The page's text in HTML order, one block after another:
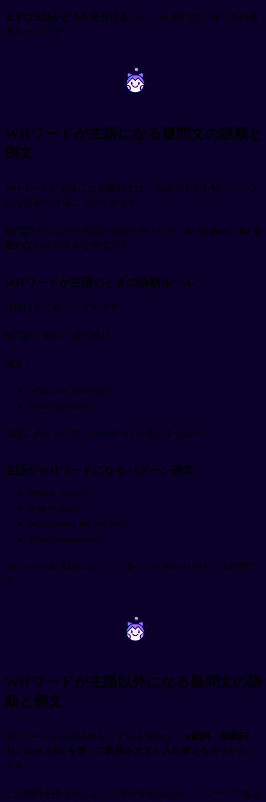
まずは主語かどうか見分けるのが、WH疑問文の作り方の基
本ルールです✨
~ ~
WHワードが主語になる疑問文の語順と
例文
WHワードが主語になる疑問文は、英語の中でも特にシンプ
ルな語順で作ることができます。
疑問詞そのものが主語の役割を持つため、 do や does、did を
使わない点が大きな特徴です。
WHワードが主語のときの語順ルール
語順はとてもシンプルです。
疑問詞 + 動詞 + 文の残り
例文：
Who came yesterday?
What happened?
主語にあたるので、does や did を使いません🎯
主語がWHワードになるパターン例文
Who is calling?
Who broke it?
What caused the problem?
What happens next?
who / what が主語になっていることがわかりやすい文の形で
す。
~ ~
WHワードが主語以外になる疑問文の語
順と例文
WHワードが主語以外をたずねる場合は、 be動詞・助動詞・
do／does／did を使って語順を大きく入れ替える 必要があり
ます。
どの動詞を使うかによって形が変わるため、パターンで覚え